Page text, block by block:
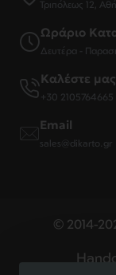
Τριπόλεως 12,
Ωράριο
Δευτέρα -
Καλέστε μας
+30 2105764665
Email
sales@dikarto.gr
© 2014-